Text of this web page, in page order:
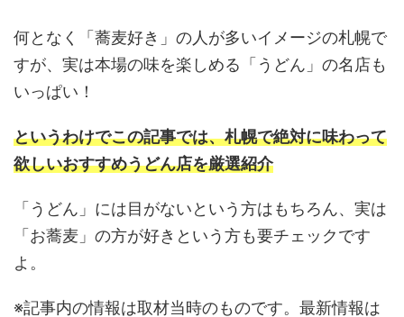
何となく「蕎麦好き」の人が多いイメージの札幌で
すが、実は本場の味を楽しめる「うどん」の名店も
いっぱい！
というわけでこの記事では、札幌で絶対に味わって
欲しいおすすめうどん店を厳選紹介
「うどん」には目がないという方はもちろん、実は
「お蕎麦」の方が好きという方も要チェックです
よ。
※記事内の情報は取材当時のものです。最新情報は